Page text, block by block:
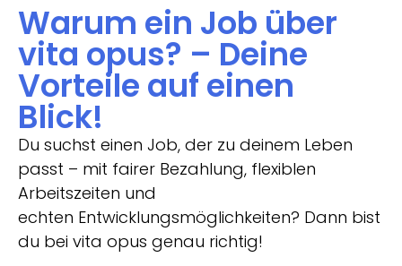
Warum ein Job über
vita opus? – Deine
Vorteile auf einen
Blick!
Du suchst einen Job, der zu deinem Leben
passt – mit fairer Bezahlung, flexiblen
Arbeitszeiten und
echten Entwicklungsmöglichkeiten? Dann bist
du bei vita opus genau richtig!